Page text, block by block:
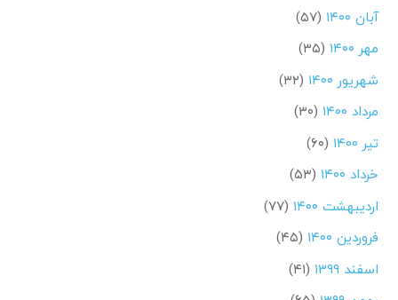
آبان ۱۴۰۰
(۵۷)
مهر ۱۴۰۰
(۳۵)
شهریور ۱۴۰۰
(۳۲)
مرداد ۱۴۰۰
(۳۰)
تیر ۱۴۰۰
(۶۰)
خرداد ۱۴۰۰
(۵۳)
اردیبهشت ۱۴۰۰
(۷۷)
فروردین ۱۴۰۰
(۴۵)
اسفند ۱۳۹۹
(۴۱)